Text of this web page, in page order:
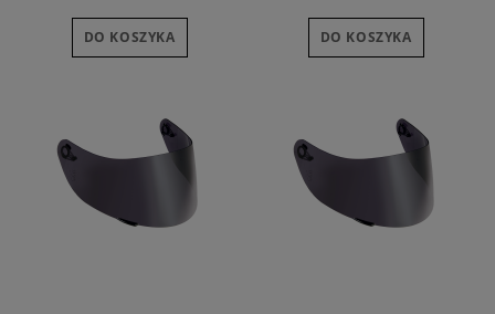
DO KOSZYKA DO KOSZYKA